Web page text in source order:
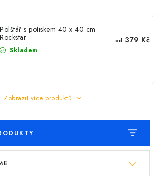
Doprava a platba
osobních údajů
Polštář s potiskem 40 x 40 cm
Rockstar
Skladem
od 379 Kč
Zobrazit více produktů